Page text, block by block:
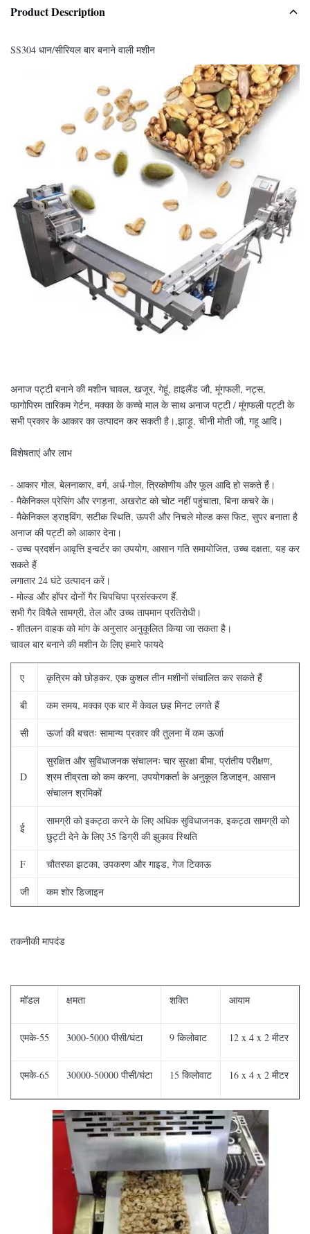
Product Description
SS304 धान/सीरियल बार बनाने वाली मशीन
अनाज पट्टी बनाने की मशीन चावल, खजूर, गेहूं, हाइलैंड जौ, मूंगफली, नट्स,
फागोपिरम तारिकम गेर्टन, मक्का के कच्चे माल के साथ अनाज पट्टी / मूंगफली पट्टी के
सभी प्रकार के आकार का उत्पादन कर सकती है।,झाड़ू, चीनी मोती जौ, गहू आदि।
विशेषताएं और लाभ
- आकार गोल, बेलनाकार, वर्ग, अर्ध-गोल, त्रिकोणीय और फूल आदि हो सकते हैं।
- मैकेनिकल प्रेसिंग और रगड़ना, अखरोट को चोट नहीं पहुंचाता, बिना कचरे के।
- मैकेनिकल ड्राइविंग, सटीक स्थिति, ऊपरी और निचले मोल्ड कस फिट, सुपर बनाता है
अनाज की पट्टी को आकार देना।
- उच्च प्रदर्शन आवृत्ति इन्वर्टर का उपयोग, आसान गति समायोजित, उच्च दक्षता, यह कर
सकते हैं
लगातार 24 घंटे उत्पादन करें।
- मोल्ड और हॉपर दोनों गैर चिपचिपा प्रसंस्करण हैं.
सभी गैर विषैले सामग्री, तेल और उच्च तापमान प्रतिरोधी।
- शीतलन वाहक को मांग के अनुसार अनुकूलित किया जा सकता है।
चावल बार बनाने की मशीन के लिए हमारे फायदे
ए कृत्रिम को छोड़कर, एक कुशल तीन मशीनों संचालित कर सकते हैं
बी कम समय, मक्का एक बार में केवल छह मिनट लगते हैं
सी ऊर्जा की बचतः सामान्य प्रकार की तुलना में कम ऊर्जा
D
सुरक्षित और सुविधाजनक संचालनः चार सुरक्षा बीमा, प्रांतीय परीक्षण,
श्रम तीव्रता को कम करना, उपयोगकर्ता के अनुकूल डिजाइन, आसान
संचालन श्रमिकों
ई
सामग्री को इकट्ठा करने के लिए अधिक सुविधाजनक, इकट्ठा सामग्री को
छुट्टी देने के लिए 35 डिग्री की झुकाव स्थिति
F चौतरफा झटका, उपकरण और गाइड, गेज टिकाऊ
जी कम शोर डिजाइन
तकनीकी मापदंड
मॉडल क्षमता शक्ति आयाम
एमके-55 3000-5000 पीसी/घंटा 9 किलोवाट 12 x 4 x 2 मीटर
एमके-65 30000-50000 पीसी/घंटा 15 किलोवाट 16 x 4 x 2 मीटर